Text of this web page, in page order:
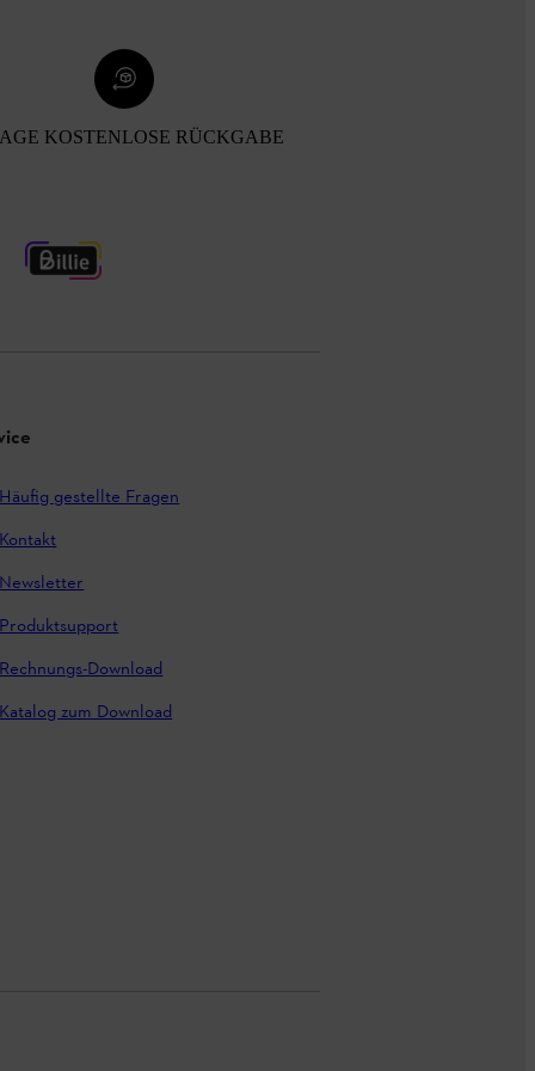
KOSTENLOSE RÜCKGABE
Häufig gestellte Fragen
Kontakt
Newsletter
Produktsupport
Rechnungs-Download
Katalog zum Download